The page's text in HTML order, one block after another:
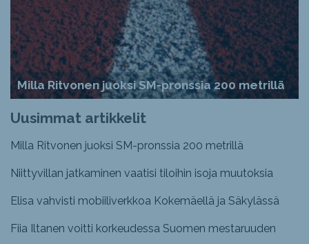
Milla Ritvonen juoksi SM-pronssia 200 metrillä
Uusimmat artikkelit
Milla Ritvonen juoksi SM-pronssia 200 metrillä
Niittyvillan jatkaminen vaatisi tiloihin isoja muutoksia
Elisa vahvisti mobiiliverkkoa Kokemäellä ja Säkylässä
Fiia Iltanen voitti korkeudessa Suomen mestaruuden